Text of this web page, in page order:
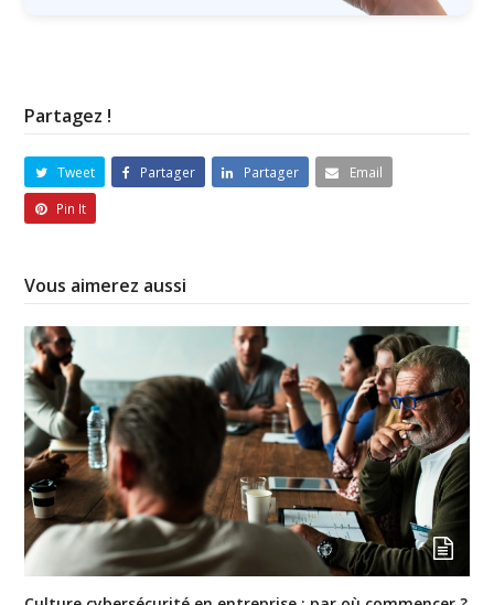
Partagez !
Tweet Partager Partager
Email
Pin It
Vous aimerez aussi